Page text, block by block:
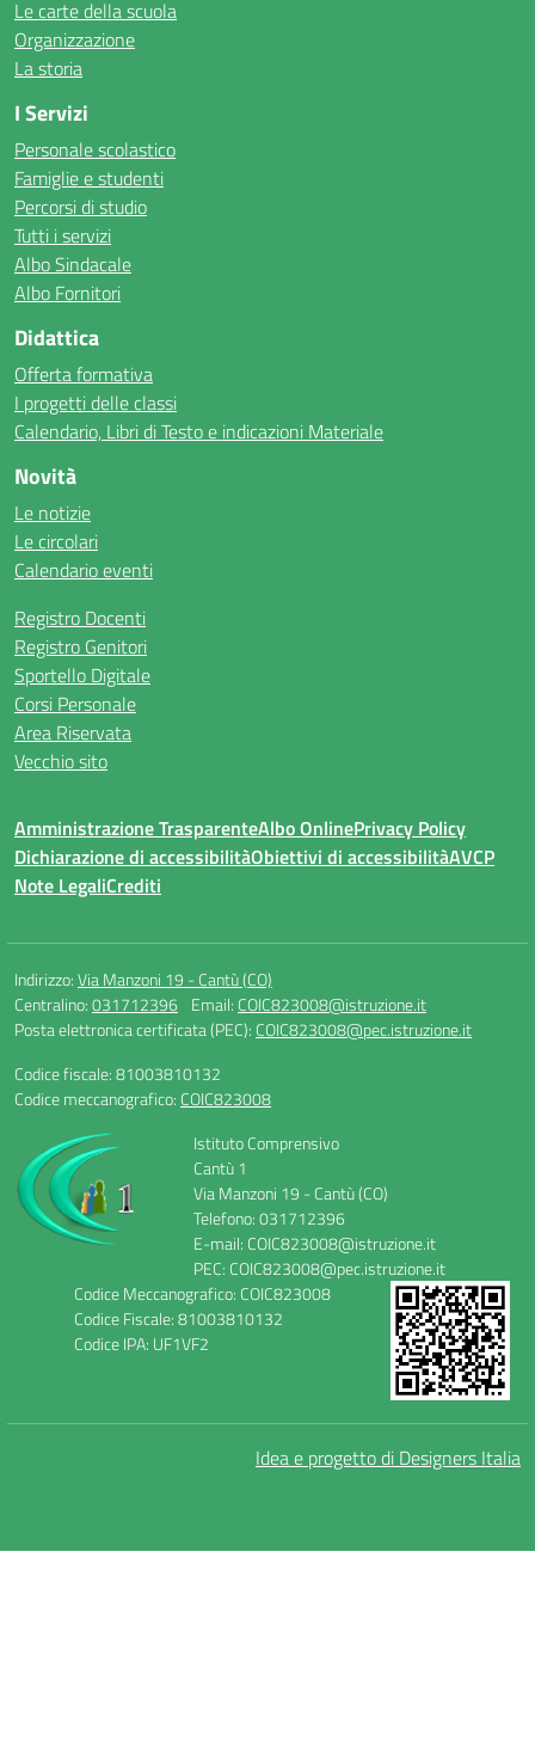
Le carte della scuola
Organizzazione
La storia
I Servizi
Personale scolastico
Famiglie e studenti
Percorsi di studio
Tutti i servizi
Albo Sindacale
Albo Fornitori
Didattica
Offerta formativa
I progetti delle classi
Calendario, Libri di Testo e indicazioni Materiale
Novità
Le notizie
Le circolari
Calendario eventi
Registro Docenti
Registro Genitori
Sportello Digitale
Corsi Personale
Area Riservata
Vecchio sito
Amministrazione TrasparenteAlbo OnlinePrivacy Policy
Dichiarazione di accessibilitàObiettivi di accessibilitàAVCP
Note LegaliCrediti
Indirizzo:Via Manzoni 19 - Cantù (CO)
Centralino:031712396 Email: COIC823008@istruzione.it
Posta elettronica certificata (PEC): COIC823008@pec.istruzione.it
Codice fiscale: 81003810132
Codice meccanografico: COIC823008
Istituto Comprensivo
Cantù 1
Via Manzoni 19 - Cantù (CO)
Telefono: 031712396
E-mail: COIC823008@istruzione.it
PEC: COIC823008@pec.istruzione.it
Codice Meccanografico: COIC823008
Codice Fiscale: 81003810132
Codice IPA: UF1VF2
Idea e progetto di Designers Italia